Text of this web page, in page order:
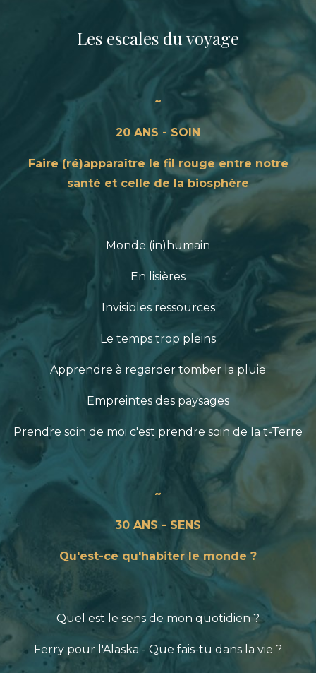
Les escales du voyage
~
20 ANS - SOIN
Faire (ré)apparaître le fil rouge entre notre
santé et celle de la biosphère
Monde (in)humain
En lisières
Invisibles ressources
Le temps trop pleins
Apprendre à regarder tomber la pluie
Empreintes des paysages
Prendre soin de moi c'est prendre soin de la t-Terre
~
30 ANS - SENS
Qu'est-ce qu'habiter le monde ?
Quel est le sens de mon quotidien ?
Ferry pour l'Alaska - Que fais-tu dans la vie ?